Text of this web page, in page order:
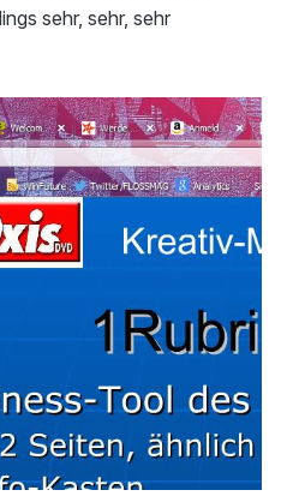
sehr, sehr, sehr